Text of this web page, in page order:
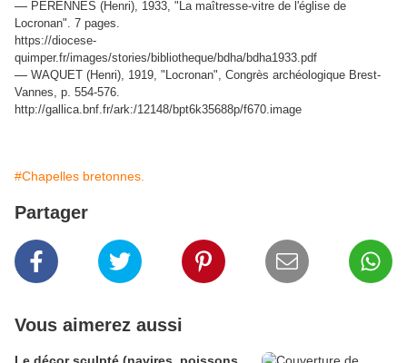
— PÉRÉNNES (Henri), 1933, "La maîtresse-vitre de l'église de
Locronan". 7 pages.
https://diocese-
quimper.fr/images/stories/bibliotheque/bdha/bdha1933.pdf
— WAQUET (Henri), 1919, "Locronan", Congrès archéologique Brest-
Vannes, p. 554-576.
http://gallica.bnf.fr/ark:/12148/bpt6k35688p/f670.image
#Chapelles bretonnes.
Partager
Vous aimerez aussi